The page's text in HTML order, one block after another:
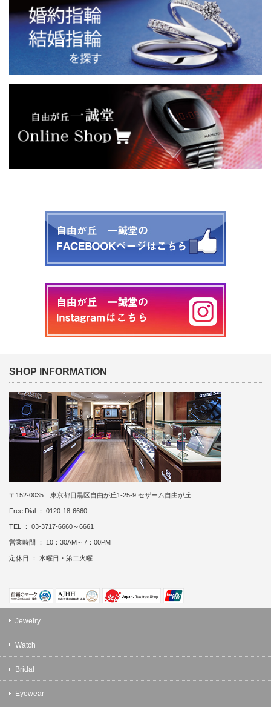
SHOP INFORMATION
〒152-0035 東京都目黒区自由が丘1-25-9 セザーム自由が丘
Free Dial ： 0120-18-6660
TEL ： 03-3717-6660～6661
営業時間 ： 10：30AM～7：00PM
定休日 ： 水曜日・第二火曜
Jewelry
Watch
Bridal
Eyewear